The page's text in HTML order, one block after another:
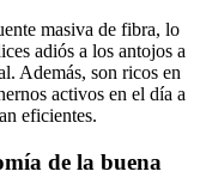
masiva de fibra, lo
adiós a los antojos a
Además, son ricos en
activos en el día a
eficientes.
de la buena